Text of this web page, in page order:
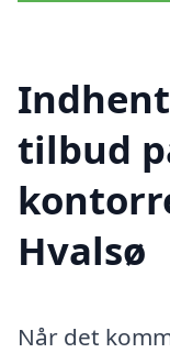
tilbud
Hvalsø
Når det